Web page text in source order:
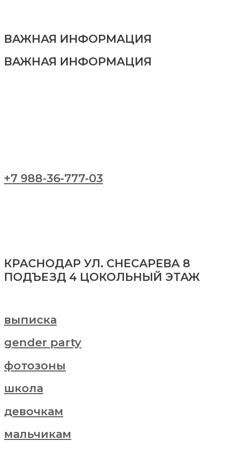
ВАЖНАЯ ИНФОРМАЦИЯ
ВАЖНАЯ ИНФОРМАЦИЯ
+7 988-36-777-03
КРАСНОДАР УЛ. СНЕСАРЕВА 8
ПОДЪЕЗД 4 ЦОКОЛЬНЫЙ ЭТАЖ
выписка
gender party
фотозоны
школа
девочкам
мальчикам